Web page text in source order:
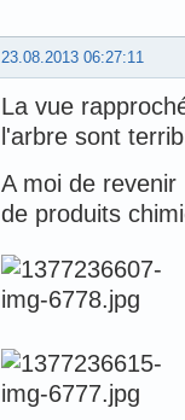
23.08.2013 06:27:11
La vue
l'arbre sont
A moi de
de produits